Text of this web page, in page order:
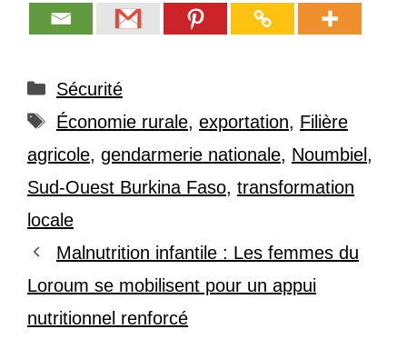
Catégories
Sécurité
Étiquettes
Économie rurale, exportation, Filière
agricole, gendarmerie nationale, Noumbiel ,
Sud-Ouest Burkina Faso, transformation
locale
Malnutrition infantile : Les femmes du
Loroum se mobilisent pour un appui
nutritionnel renforcé